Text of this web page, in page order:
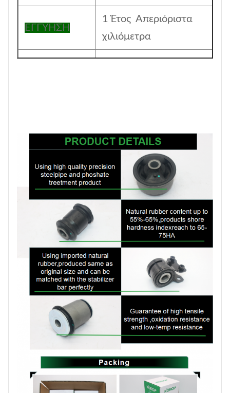
ΕΓΓΥΗΣΗ
1 Έτος Απεριόριστα
χιλιόμετρα
ΜΕΓΕΘΟΣ 17CM*17CM*13.5CM
Πληρωμή T/T
Ημερομηνία
παράδοσης
1-5 ΗΜΕΡΕΣ για
ετοιμοπαράδοτα είδη,
30-45 ημέρες για
παραγγελία
παραγωγής
Μάρκα
Πιστοποιητικό